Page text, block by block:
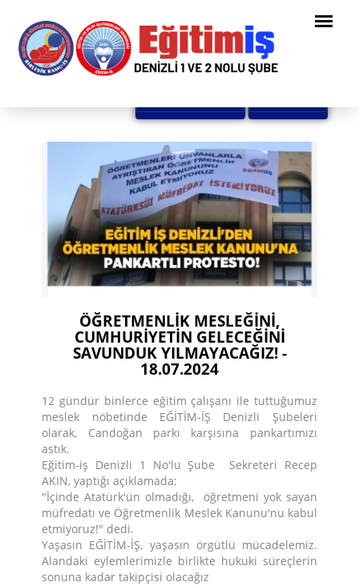
ÖĞRETMENLİK MESLEĞİNİ,
CUMHURİYETİN GELECEĞİNİ
SAVUNDUK YILMAYACAĞIZ! -
18.07.2024
12 gündür binlerce eğitim çalışanı ile tuttuğumuz
meslek nöbetinde EĞİTİM-İŞ Denizli Şubeleri
olarak, Candoğan parkı karşısına pankartımızı
astık.
Eğitim-iş Denizli 1 No'lu Şube Sekreteri Recep
AKIN, yaptığı açıklamada:
"İçinde Atatürk'ün olmadığı, öğretmeni yok sayan
müfredatı ve Öğretmenlik Meslek Kanunu'nu kabul
etmiyoruz!" dedi.
Yaşasın EĞİTİM-İŞ, yaşasın örgütlü mücadelemiz.
Alandaki eylemlerimizle birlikte hukuki süreçlerin
sonuna kadar takipçisi olacağız